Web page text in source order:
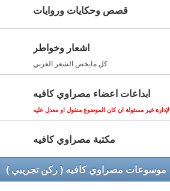
قصص وحكايات وروايات
اشعار وخواطر
كل مايخص الشعر العربي
ابداعات اعضاء مصراوي كافيه
الإدارة غير مسئولة ان كان الموضوع منقول او معدل عليه
مكتبة مصراوي كافيه
موسوعات مصراوي كافيه ( ركن تجريبي )